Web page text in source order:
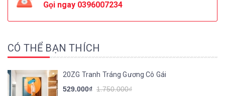
Gọi ngay 0396007234
CÓ THỂ BẠN THÍCH
20ZG Tranh Tráng Gương Cô Gái
529.000₫ 1.750.000₫